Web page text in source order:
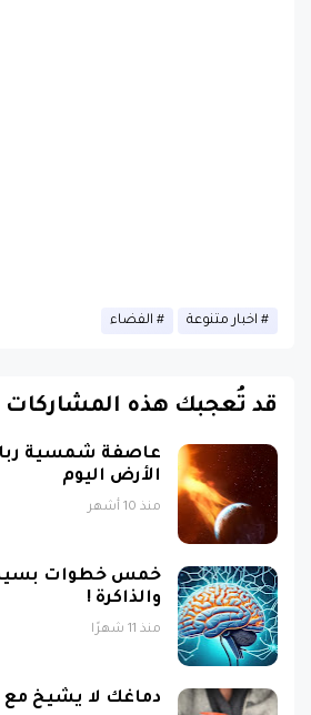
اخبار متنوعة الفضاء
قد تُعجبك هذه المشاركات
عاصفة شمسية
الأرض اليوم
منذ 10 أشهر
خمس خطوات بسيطة
والذاكرة !
منذ 11 شهرًا
دماغك لا يشيخ مع